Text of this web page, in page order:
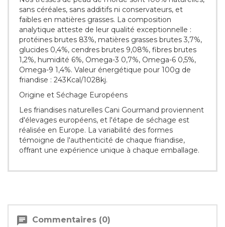
sans céréales, sans additifs ni conservateurs, et
faibles en matières grasses. La composition
analytique atteste de leur qualité exceptionnelle :
protéines brutes 83%, matières grasses brutes 3,7%,
glucides 0,4%, cendres brutes 9,08%, fibres brutes
1,2%, humidité 6%, Omega-3 0,7%, Omega-6 0,5%,
Omega-9 1,4%. Valeur énergétique pour 100g de
friandise : 243Kcal/1028kj.
Origine et Séchage Européens
Les friandises naturelles Cani Gourmand proviennent
d'élevages européens, et l'étape de séchage est
réalisée en Europe. La variabilité des formes
témoigne de l'authenticité de chaque friandise,
offrant une expérience unique à chaque emballage.
chat Commentaires (0)